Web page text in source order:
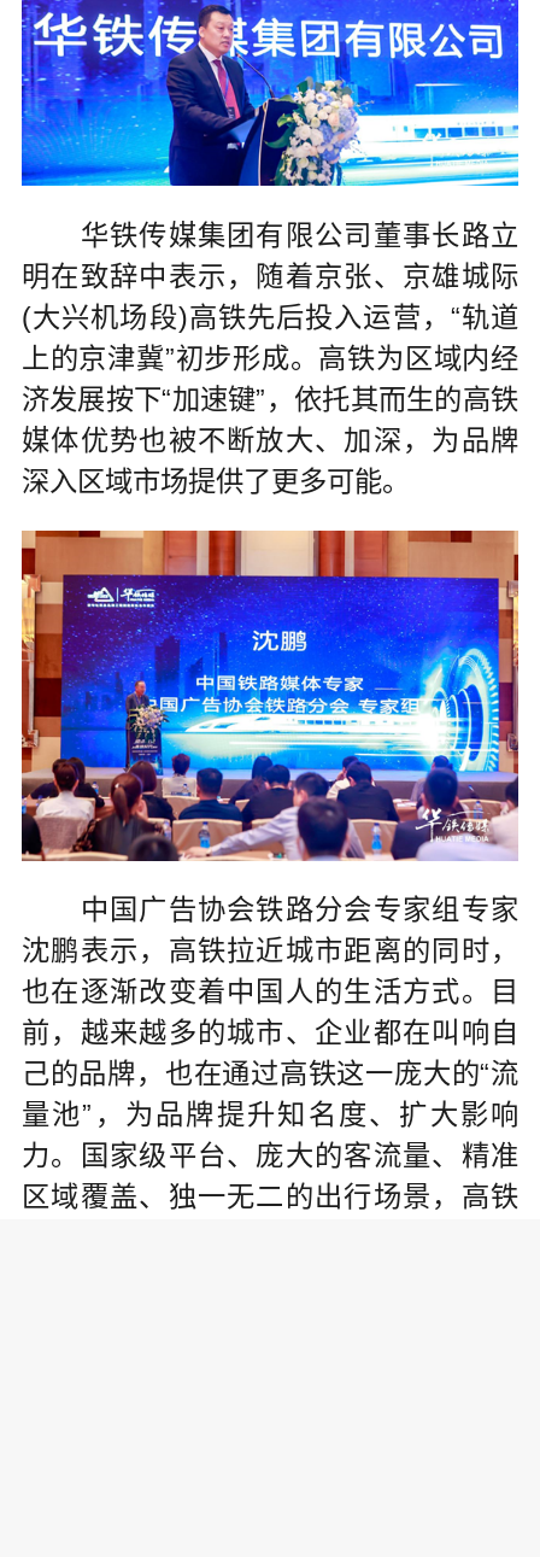
华铁传媒集团有限公司董事长路立
明在致辞中表示，随着京张、京雄城际
(大兴机场段)高铁先后投入运营，“轨道
上的京津冀”初步形成。高铁为区域内经
济发展按下“加速键”，依托其而生的高铁
媒体优势也被不断放大、加深，为品牌
深入区域市场提供了更多可能。
中国广告协会铁路分会专家组专家
沈鹏表示，高铁拉近城市距离的同时，
也在逐渐改变着中国人的生活方式。目
前，越来越多的城市、企业都在叫响自
己的品牌，也在通过高铁这一庞大的“流
量池”，为品牌提升知名度、扩大影响
力。国家级平台、庞大的客流量、精准
区域覆盖、独一无二的出行场景，高铁